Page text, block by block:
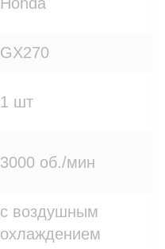
GX270
1 шт
3000 об./мин
с воздушным
охлаждением